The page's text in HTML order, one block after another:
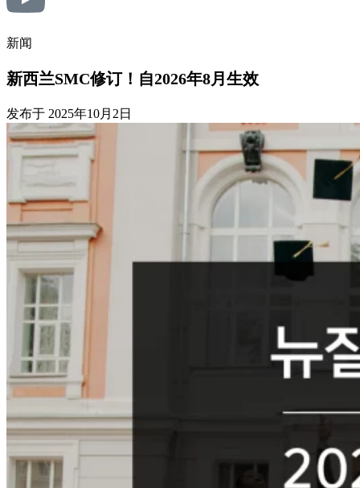
新闻
新西兰SMC修订！自2026年8月生效
发布于 2025年10月2日